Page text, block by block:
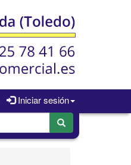
Iniciar sesión